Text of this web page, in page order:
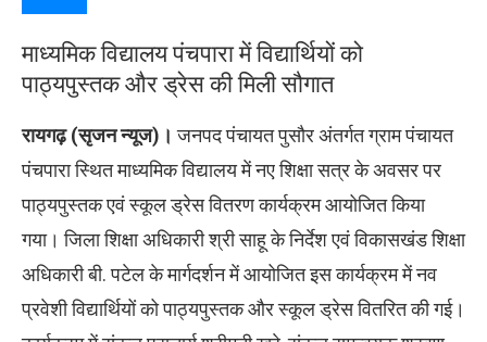
माध्यमिक विद्यालय पंचपारा में विद्यार्थियों को
पाठ्यपुस्तक और ड्रेस की मिली सौगात
रायगढ़ (सृजन न्यूज)।जनपद पंचायत पुसौर अंतर्गत ग्राम पंचायत
पंचपारा स्थित माध्यमिक विद्यालय में नए शिक्षा सत्र के अवसर पर
पाठ्यपुस्तक एवं स्कूल ड्रेस वितरण कार्यक्रम आयोजित किया
गया। जिला शिक्षा अधिकारी श्री साहू के निर्देश एवं विकासखंड शिक्षा
अधिकारी बी. पटेल के मार्गदर्शन में आयोजित इस कार्यक्रम में नव
प्रवेशी विद्यार्थियों को पाठ्यपुस्तक और स्कूल ड्रेस वितरित की गई।